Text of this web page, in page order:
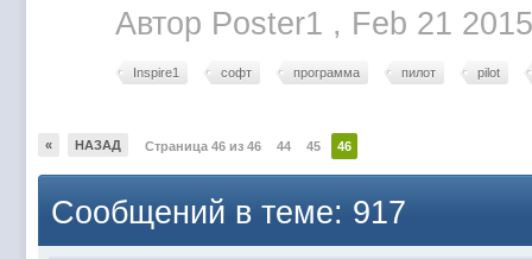
Автор Poster1 , Feb 21
Inspire1 софт программа пилот pilot
« НАЗАД Страница 46 из 46 44 45 46
Сообщений в теме: 917